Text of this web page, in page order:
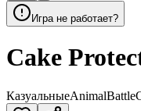
Игра не работает?
Cake
КазуальныеAnimalBattle